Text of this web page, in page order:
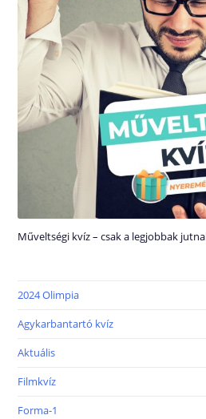
Műveltségi kvíz – csak a legjobbak
2024 Olimpia
Agykarbantartó kvíz
Aktuális
Filmkvíz
Forma-1